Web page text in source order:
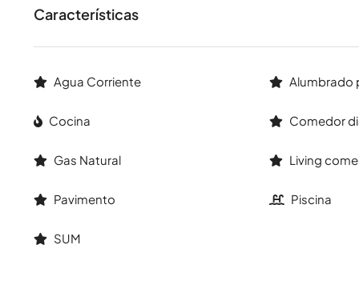
Características
Agua Corriente Alumbrado
Cocina Comedor
Gas Natural Living
Pavimento Piscina
SUM